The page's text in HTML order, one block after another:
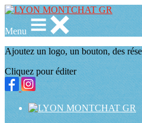
Menu
Ajoutez un logo, un bouton, des
Cliquez pour éditer